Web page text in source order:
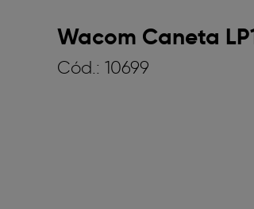
Wacom Caneta
Cód.: 10699